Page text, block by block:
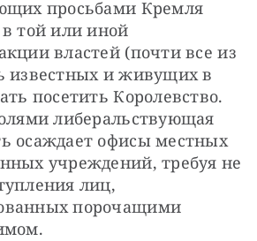
просьбами Кремля
той или иной
властей (почти все из
известных и живущих в
посетить Королевство.
либеральствующая
осаждает офисы местных
учреждений, требуя не
лиц,
порочащими